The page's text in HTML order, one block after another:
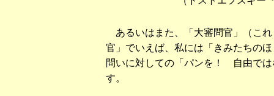
あるいはまた、「大審問官」（こ
官」でいえば、私には「きみたちの
問いに対しての「パンを！ 自由で
す。